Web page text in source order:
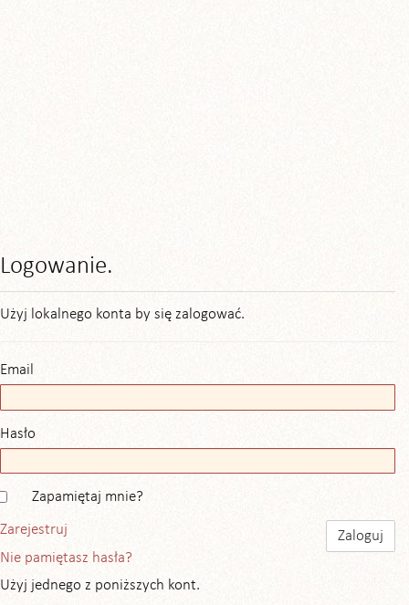
Logowanie.
Użyj lokalnego konta by się zalogować.
Email
Hasło
Zapamiętaj mnie?
Zarejestruj
Nie pamiętasz hasła?
Użyj jednego z poniższych kont.